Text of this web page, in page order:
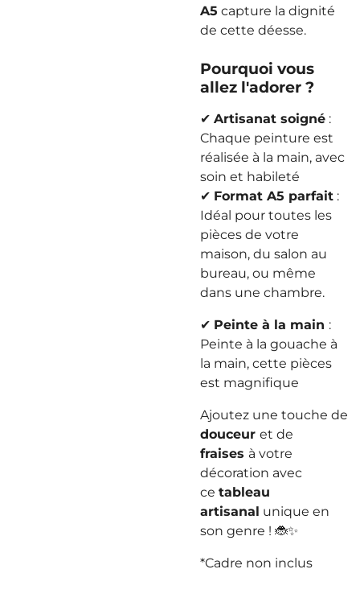
A5 capture la dignité
de cette déesse.
Pourquoi vous
allez l'adorer ?
✔ Artisanat soigné :
Chaque peinture est
réalisée à la main, avec
soin et habileté
✔ Format A5 parfait :
Idéal pour toutes les
pièces de votre
maison, du salon au
bureau, ou même
dans une chambre.
✔ Peinte à la main :
Peinte à la gouache à
la main, cette pièces
est magnifique
Ajoutez une touche de
douceur et de
fraises à votre
décoration avec
ce tableau
artisanal unique en
son genre ! 🐞✨
*Cadre non inclus